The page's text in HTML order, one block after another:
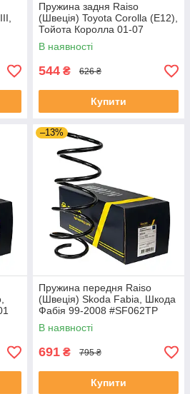
Пружина задня Raiso
(Швеція) Toyota Corolla (E12),
Тойота Королла 01-07
#SR229TP UANGXBV4
В наявності
544 ₴ 626 ₴
Купити
–13%
Пружина передня Raiso
(Швеція) Skoda Fabia, Шкода
Фабія 99-2008 #SF062TP
UAJHRAW4
В наявності
691 ₴ 795 ₴
Купити